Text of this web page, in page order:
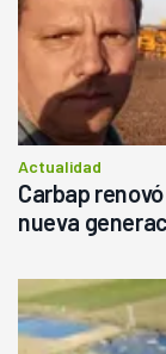
Actualidad
Carbap
nueva